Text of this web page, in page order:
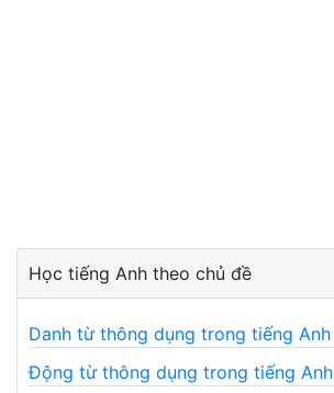
Học tiếng Anh theo chủ đề
Danh từ thông dụng trong tiếng Anh
Động từ thông dụng trong tiếng Anh